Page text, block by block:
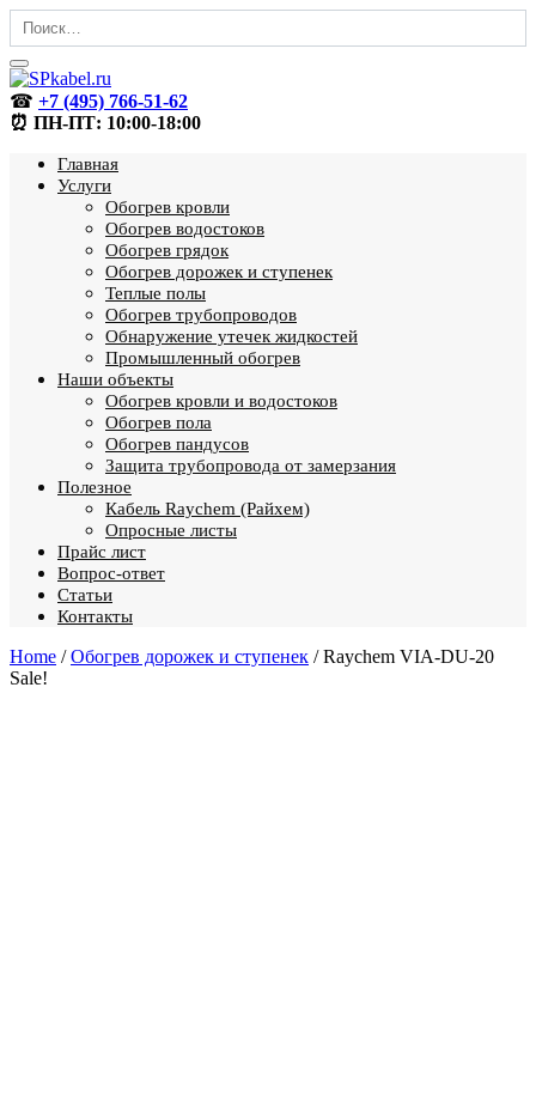
Перейти
содержанию
Search
for:
☎ +7 (495) 766-51-62
⏰ ПН-ПТ: 10:00-18:00
Главная
Услуги
Обогрев кровли
Обогрев водостоков
Обогрев грядок
Обогрев дорожек и ступенек
Теплые полы
Обогрев трубопроводов
Обнаружение утечек жидкостей
Промышленный обогрев
Наши объекты
Обогрев кровли и водостоков
Обогрев пола
Обогрев пандусов
Защита трубопровода от замерзания
Полезное
Кабель Raychem (Райхем)
Опросные листы
Прайс лист
Вопрос-ответ
Статьи
Контакты
Home /Обогрев дорожек и ступенек / Raychem VIA-DU-20
Sale!